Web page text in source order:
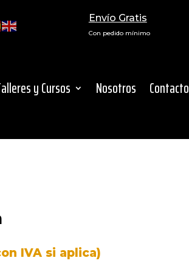
Envío Gratis
Con pedido mínimo
y Cursos Nosotros Contacto
IVA si aplica)